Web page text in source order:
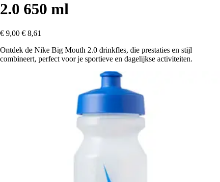
2.0 650 ml
€ 9,00 € 8,61
Ontdek de Nike Big Mouth 2.0 drinkfles, die prestaties en stijl
combineert, perfect voor je sportieve en dagelijkse activiteiten.